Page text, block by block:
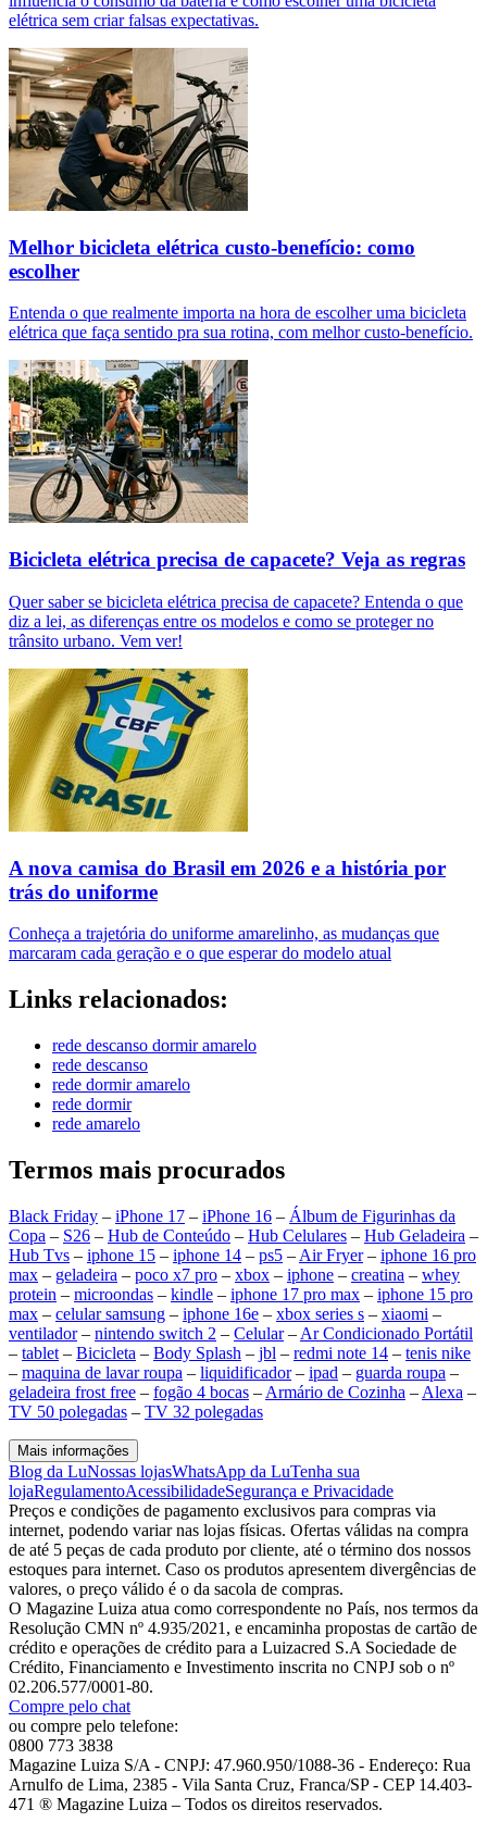
elétrica sem criar falsas expectativas.
Melhor bicicleta elétrica custo-benefício: como
escolher
Entenda o que realmente importa na hora de escolher uma bicicleta
elétrica que faça sentido pra sua rotina, com melhor custo-benefício.
Bicicleta elétrica precisa de capacete? Veja as regras
Quer saber se bicicleta elétrica precisa de capacete? Entenda o que
diz a lei, as diferenças entre os modelos e como se proteger no
trânsito urbano. Vem ver!
A nova camisa do Brasil em 2026 e a história por
trás do uniforme
Conheça a trajetória do uniforme amarelinho, as mudanças que
marcaram cada geração e o que esperar do modelo atual
Links relacionados:
rede descanso dormir amarelo
rede descanso
rede dormir amarelo
rede dormir
rede amarelo
Termos mais procurados
Black Friday – iPhone 17 – iPhone 16 – Álbum de Figurinhas da
Copa – S26 – Hub de Conteúdo – Hub Celulares – Hub Geladeira –
Hub Tvs – iphone 15 – iphone 14 – ps5 – Air Fryer– iphone 16 pro
max – geladeira – poco x7 pro – xbox – iphone – creatina – whey
protein – microondas – kindle – iphone 17 pro max – iphone 15 pro
max – celular samsung – iphone 16e – xbox series s – xiaomi –
ventilador– nintendo switch 2 – Celular– Ar Condicionado Portátil
– tablet – Bicicleta – Body Splash – jbl – redmi note 14 – tenis nike
– maquina de lavar roupa – liquidificador– ipad – guarda roupa –
geladeira frost free – fogão 4 bocas – Armário de Cozinha – Alexa –
TV 50 polegadas – TV 32 polegadas
Mais informações
Blog da LuNossas lojasWhatsApp da LuTenha sua
lojaRegulamentoAcessibilidadeSegurança e Privacidade
Preços e condições de pagamento exclusivos para compras via
internet, podendo variar nas lojas físicas. Ofertas válidas na compra
de até 5 peças de cada produto por cliente, até o término dos nossos
estoques para internet. Caso os produtos apresentem divergências de
valores, o preço válido é o da sacola de compras.
O Magazine Luiza atua como correspondente no País, nos termos da
Resolução CMN nº 4.935/2021, e encaminha propostas de cartão de
crédito e operações de crédito para a Luizacred S.A Sociedade de
Crédito, Financiamento e Investimento inscrita no CNPJ sob o nº
02.206.577/0001-80.
Compre pelo chat
ou compre pelo telefone:
0800 773 3838
Magazine Luiza S/A - CNPJ: 47.960.950/1088-36 - Endereço: Rua
Arnulfo de Lima, 2385 - Vila Santa Cruz, Franca/SP - CEP 14.403-
471 ® Magazine Luiza – Todos os direitos reservados.